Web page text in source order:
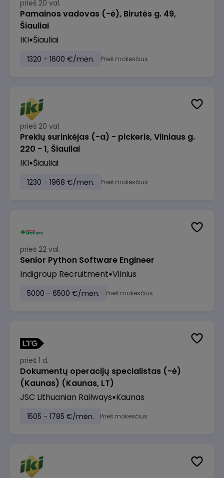
prieš 20 val.
Pamainos vadovas (-ė), Birutės g. 49,
Šiauliai
IKI Šiauliai
1320 - 1600 €/mėn. Prieš mokesčius
prieš 20 val.
Prekių surinkėjas (-a) - pickeris, Vilniaus g.
220 - 1, Šiauliai
IKI Šiauliai
1230 - 1968 €/mėn. Prieš mokesčius
prieš 22 val.
Senior Python Software Engineer
Indigroup Recruitment Vilnius
5000 - 6500 €/mėn. Prieš mokesčius
prieš 1 d.
Dokumentų operacijų specialistas (-ė)
(Kaunas) (Kaunas, LT)
JSC Lithuanian Railways Kaunas
1505 - 1785 €/mėn. Prieš mokesčius